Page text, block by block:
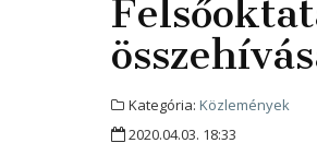
Kategória: Közlemények
2020.04.03. 18:33